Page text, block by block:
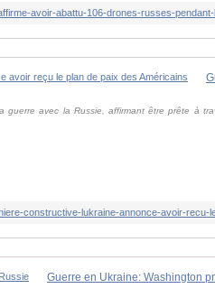
avec la Russie, affirmant être prête à